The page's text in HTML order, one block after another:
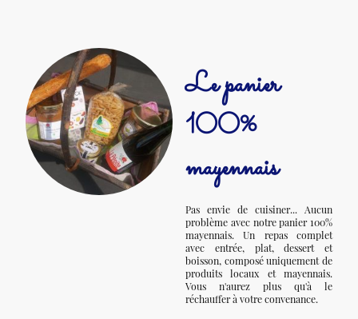
Le panier
100%
mayennais
Pas envie de cuisiner... Aucun
problème avec notre panier 100%
mayennais. Un repas complet
avec entrée, plat, dessert et
boisson, composé uniquement de
produits locaux et mayennais.
Vous n'aurez plus qu'à le
réchauffer à votre convenance.